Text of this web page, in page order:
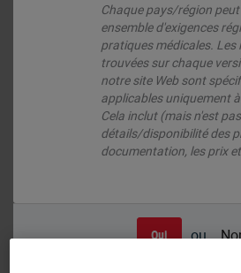
Chaque pays/région
ensemble d'exigences
pratiques médicales.
trouvées sur chaque
notre site Web sont
applicables uniquement
Cela inclut (mais n'est
détails/disponibilité des
documentation, les prix
Oui ou